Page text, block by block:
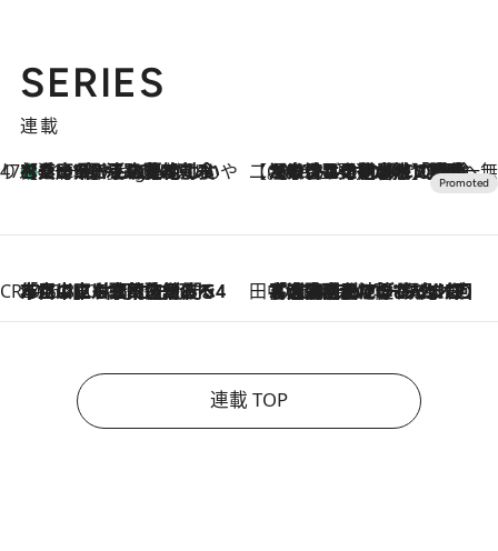
SERIES
連載
47都道府県の手みやげ ひんやりスイーツで夏を満喫
11 Hours Ago
【兵庫県】この夏絶対食べたい 冷やしておいしいおやつ3選 淡路島の恵みをジェラートに集約 【CREA×星野リゾート】唯一無二。癒しと発見が待つ場所へ
2026.8.7
【トンボの足水浴】ヒノキの香りに包まれて涼感マックス！約13℃の湧水かけ流しを避暑地「星野温泉 トンボの湯」で体験
CREA'S CHOICE
2026.8.7
「立川にも歌舞伎があるんだよ」 片岡仁左衛門・市川中車ら豪華座組みで4年目の立川立飛歌舞伎へ 田中稲の勝手に再ブーム
2026.8.7
「湘南乃風に憧れて」観客大盛上がりの“タオル回し”に、ラッパー顔負けの高速歌唱まで…さだまさし（74）のアグレッシブすぎる現在地
連載 TOP